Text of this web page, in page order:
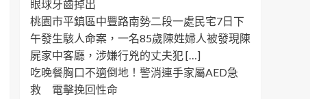
眼球牙齒掉出
桃園市平鎮區中豐路南勢二段一處民宅7日下
午發生駭人命案，一名85歲陳姓婦人被發現陳
屍家中客廳，涉嫌行兇的丈夫犯 […]
吃晚餐胸口不適倒地！警消連手家屬AED急
救 電擊挽回性命